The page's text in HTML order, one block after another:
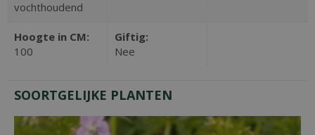
vochthoudend
Hoogte in CM:
100
Giftig:
Nee
SOORTGELIJKE PLANTEN